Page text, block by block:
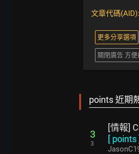
文章代碼(AID):
更多分享選項
關閉廣告 方便
points 近期
3
3
[情報]
[ points]